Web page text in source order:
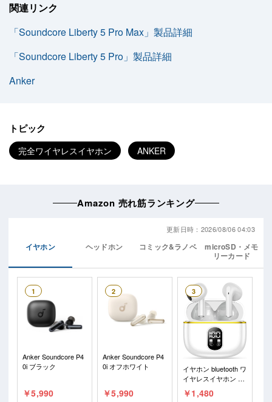
関連リンク
「Soundcore Liberty 5 Pro Max」製品詳細
「Soundcore Liberty 5 Pro」製品詳細
Anker
トピック
完全ワイヤレスイヤホン ANKER